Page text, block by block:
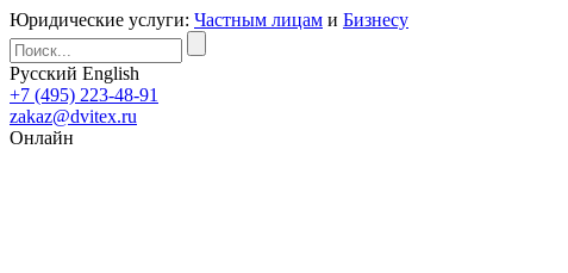
Юридические услуги: Частным лицам и Бизнесу
Русский English
+7 (495) 223-48-91
zakaz@dvitex.ru
Онлайн